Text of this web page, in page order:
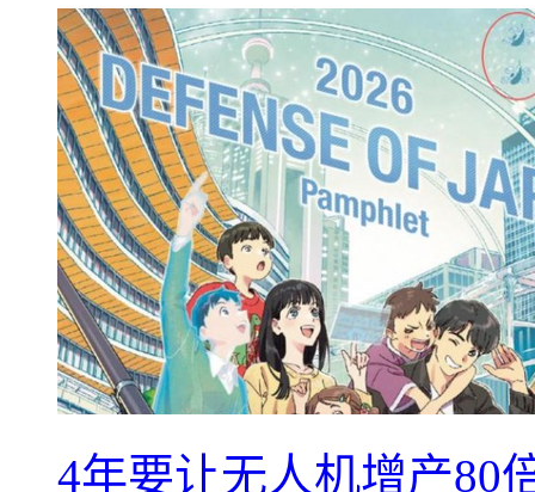
4年要让无人机增产80